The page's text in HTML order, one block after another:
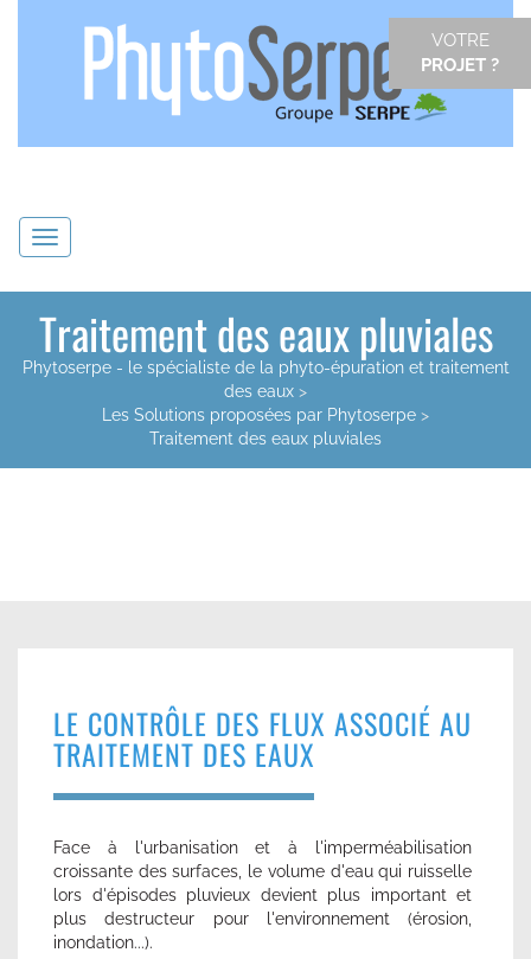
VOTRE
PROJET ?
Navigation
Traitement des eaux pluviales
Phytoserpe - le spécialiste de la phyto-épuration et traitement
des eaux >
Les Solutions proposées par Phytoserpe >
Traitement des eaux pluviales
LE CONTRÔLE DES FLUX ASSOCIÉ AU
TRAITEMENT DES EAUX
Face à l'urbanisation et à l'imperméabilisation
croissante des surfaces, le volume d'eau qui ruisselle
lors d'épisodes pluvieux devient plus important et
plus destructeur pour l'environnement (érosion,
inondation...).